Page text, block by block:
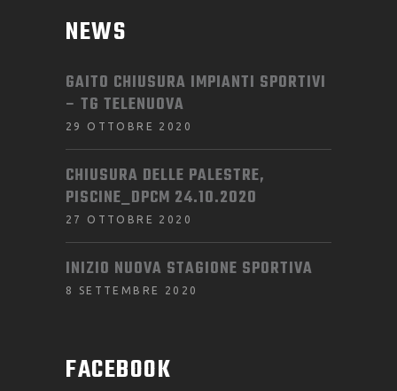
NEWS
GAITO CHIUSURA IMPIANTI SPORTIVI
– TG TELENUOVA
29 OTTOBRE 2020
CHIUSURA DELLE PALESTRE,
PISCINE_DPCM 24.10.2020
27 OTTOBRE 2020
INIZIO NUOVA STAGIONE SPORTIVA
8 SETTEMBRE 2020
FACEBOOK